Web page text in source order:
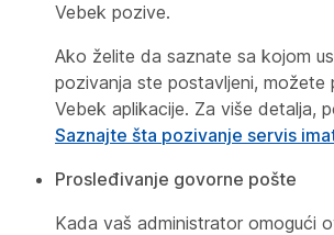
Vebek pozive.
Ako želite da saznate sa kojom
pozivanja ste postavljeni, možete
Vebek aplikacije. Za više detalja,
Saznajte šta pozivanje servis
Prosleđivanje govorne pošte
Kada vaš administrator omogući